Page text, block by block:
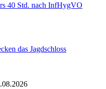
40 Std. nach InfHygVO
das Jagdschloss